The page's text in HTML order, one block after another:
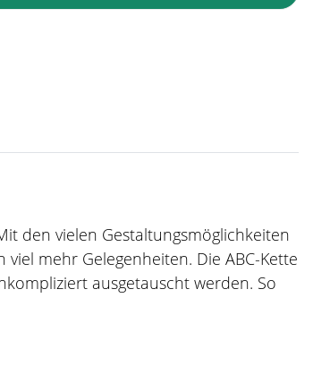
den vielen Gestaltungsmöglichkeiten
mehr Gelegenheiten. Die ABC-Kette
ausgetauscht werden. So